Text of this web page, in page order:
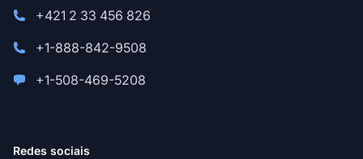
+421 2 33 456 826
+1-888-842-9508
+1-508-469-5208
Redes sociais